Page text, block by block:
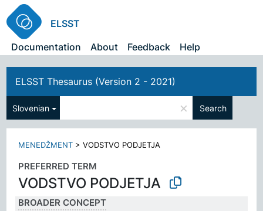
ELSST
Documentation
About Feedback Help
ELSST Thesaurus (Version 2 - 2021)
Slovenian × Search
MENEDŽMENT >VODSTVO PODJETJA
PREFERRED TERM
VODSTVO PODJETJA
BROADER CONCEPT